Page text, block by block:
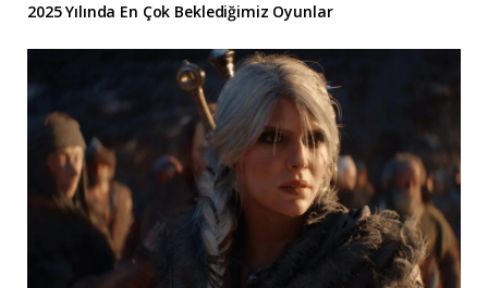
2025 Yılında En Çok Beklediğimiz Oyunlar